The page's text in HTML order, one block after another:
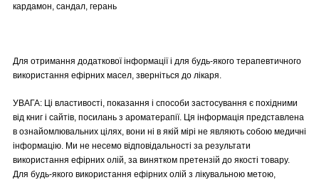
кардамон, сандал, герань
Для отримання додаткової інформації і для будь-якого терапевтичного
використання ефірних масел, зверніться до лікаря.
УВАГА: Ці властивості, показання і способи застосування є похідними
від книг і сайтів, посилань з ароматерапії. Ця інформація представлена
в ознайомлювальних цілях, вони ні в якій мірі не являють собою медичні
інформацію. Ми не несемо відповідальності за результати
використання ефірних олій, за винятком претензій до якості товару.
Для будь-якого використання ефірних олій з лікувальною метою,